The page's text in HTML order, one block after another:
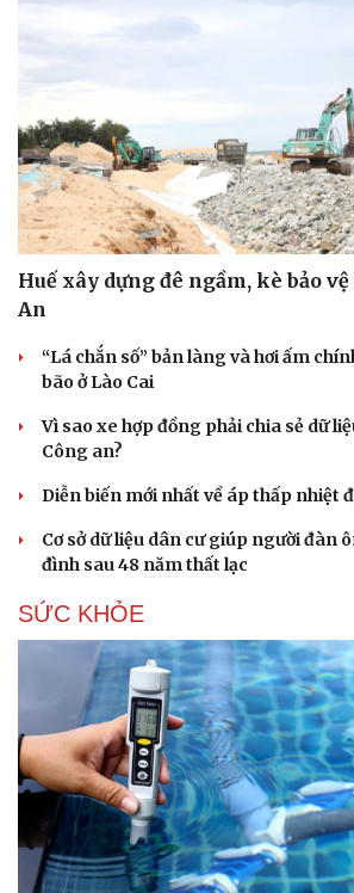
Huế xây dựng đê ngầm, kè bảo
An
“Lá chắn số” bản làng và hơi ấm
bão ở Lào Cai
Vì sao xe hợp đồng phải chia sẻ dữ
Công an?
Diễn biến mới nhất về áp thấp nhiệt
Cơ sở dữ liệu dân cư giúp người đàn
đình sau 48 năm thất lạc
SỨC KHỎE